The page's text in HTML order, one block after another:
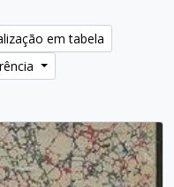
em tabela